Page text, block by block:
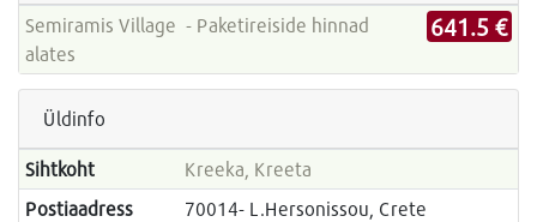
Semiramis Village - Paketireiside hinnad
alates
641.5 €
Üldinfo
Sihtkoht
Kreeka, Kreeta
Postiaadress
70014- L.Hersonissou, Crete